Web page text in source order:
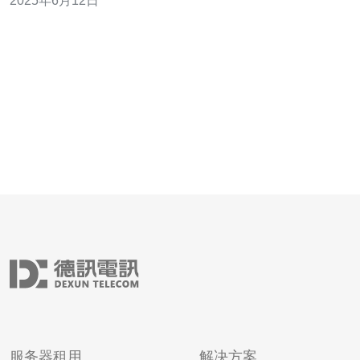
际关系紧张、政治动荡、经济不稳定等问题。然而，CN2
服务器租用 解决方案